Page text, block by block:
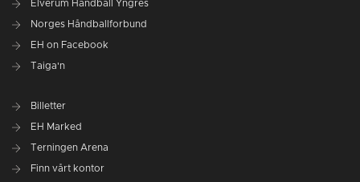
Elverum Håndball Yngres
Norges Håndballforbund
EH on Facebook
Taiga'n
Billetter
EH Marked
Terningen Arena
Finn vårt kontor